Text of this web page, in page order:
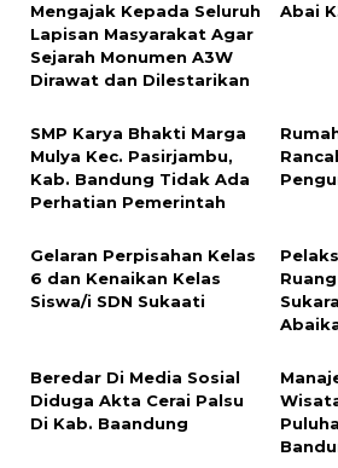
Mengajak Kepada Seluruh
Lapisan Masyarakat Agar
Sejarah Monumen A3W
Dirawat dan Dilestarikan
Abai
SMP Karya Bhakti Marga
Mulya Kec. Pasirjambu,
Kab. Bandung Tidak Ada
Perhatian Pemerintah
Gelaran Perpisahan Kelas
6 dan Kenaikan Kelas
Siswa/i SDN Sukaati
Beredar Di Media Sosial
Diduga Akta Cerai Palsu
Di Kab. Baandung